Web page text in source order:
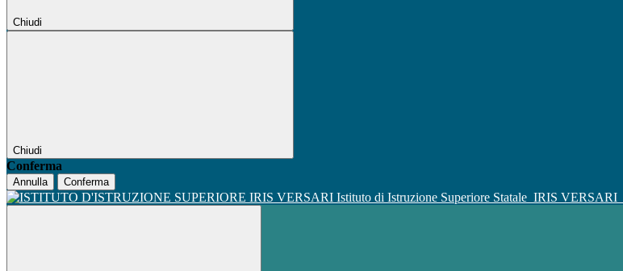
Chiudi
Chiudi
Conferma
Annulla Conferma
Istituto di Istruzione Superiore Statale IRIS VERSARI